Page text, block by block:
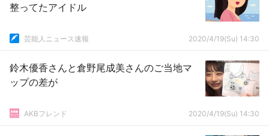
整ってたアイドル
芸能人ニュース速報 2020/4/19(Su) 14:30
鈴木優香さんと倉野尾成美さんのご当地マ
ップの差が
AKBフレンド 2020/4/19(Su) 14:30